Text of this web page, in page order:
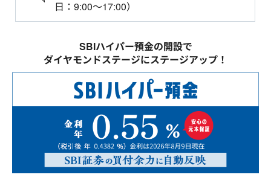
日：9:00～17:00）
SBIハイパー預金の開設で
ダイヤモンドステージにステージアップ！